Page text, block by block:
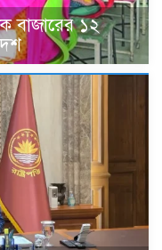
বাজারের ১২